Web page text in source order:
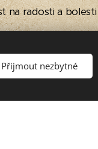
na radosti a
jejich vizuálně
Přijmout nezbytné